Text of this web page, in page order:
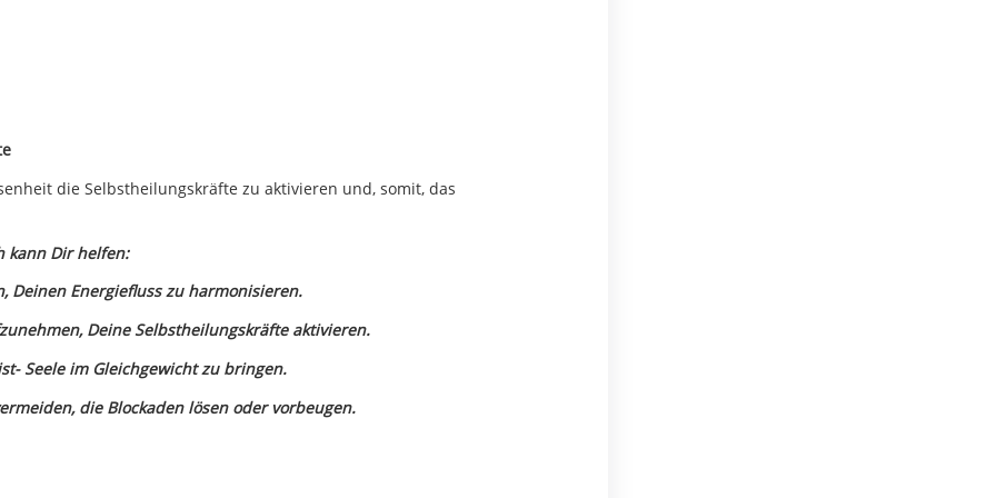
die Selbstheilungskräfte zu aktivieren und, somit, das
kann Dir helfen:
Deinen Energiefluss zu harmonisieren.
Deine Selbstheilungskräfte aktivieren.
Seele im Gleichgewicht zu bringen.
die Blockaden lösen oder vorbeugen.